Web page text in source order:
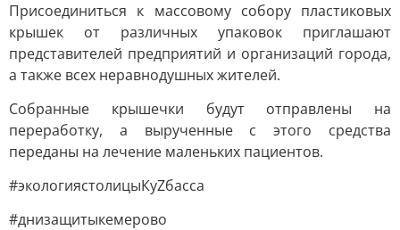
Присоединиться к массовому собору пластиковых
крышек от различных упаковок приглашают
представителей предприятий и организаций города,
а также всех неравнодушных жителей.
Собранные крышечки будут отправлены на
переработку, а вырученные с этого средства
переданы на лечение маленьких пациентов.
#экологиястолицыКуZбасса
#днизащитыкемерово